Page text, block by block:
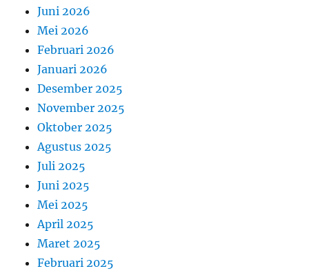
Juni 2026
Mei 2026
Februari 2026
Januari 2026
Desember 2025
November 2025
Oktober 2025
Agustus 2025
Juli 2025
Juni 2025
Mei 2025
April 2025
Maret 2025
Februari 2025